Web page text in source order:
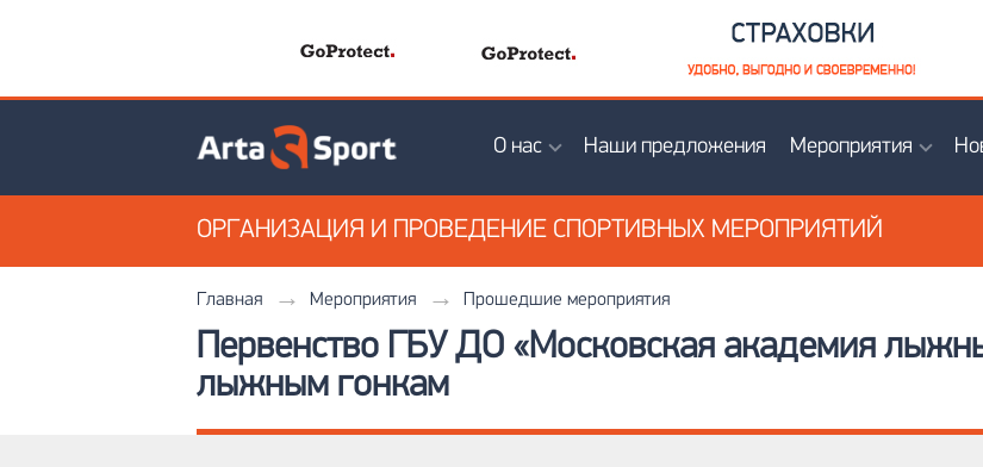
О нас Наши предложения Мероприятия
ОРГАНИЗАЦИЯ И ПРОВЕДЕНИЕ СПОРТИВНЫХ МЕРОПРИЯТИЙ
Главная Мероприятия Прошедшие мероприятия
Первенство ГБУ ДО «Московская академия
лыжным гонкам